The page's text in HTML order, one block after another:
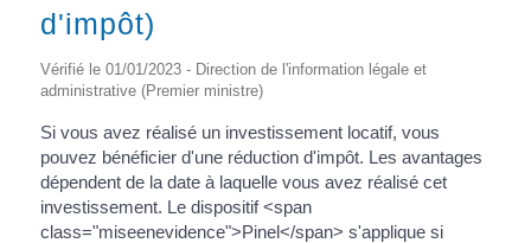
d'impôt)
Vérifié le 01/01/2023 - Direction de l'information légale et
administrative (Premier ministre)
Si vous avez réalisé un investissement locatif, vous
pouvez bénéficier d'une réduction d'impôt. Les avantages
dépendent de la date à laquelle vous avez réalisé cet
investissement. Le dispositif <span
class="miseenevidence">Pinel</span> s'applique si